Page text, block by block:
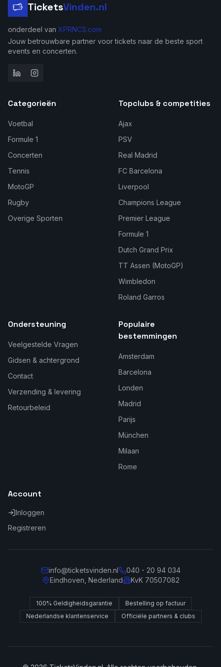
TicketsVinden.nl
onderdeel van XPRNCS.com
Jouw betrouwbare partner voor tickets naar de beste sport
events en concerten.
Categorieën
Voetbal
Formule 1
Concerten
Tennis
MotoGP
Rugby
Overige Sporten
Topclubs & competities
Ajax
PSV
Real Madrid
FC Barcelona
Liverpool
Champions League
Premier League
Formule 1
Dutch Grand Prix
TT Assen (MotoGP)
Wimbledon
Roland Garros
Ondersteuning
Veelgestelde Vragen
Gidsen & achtergrond
Contact
Verzending & levering
Retourbeleid
Populaire
bestemmingen
Amsterdam
Barcelona
Londen
Madrid
Parijs
München
Milaan
Rome
Account
Inloggen
Registreren
info@ticketsvinden.nl
040 - 20 94 034
Eindhoven, Nederland
KvK 70507082
100% Geldigheidsgarantie
Bestelling op factuur
Nederlandse klantenservice
Officiële partners & clubs